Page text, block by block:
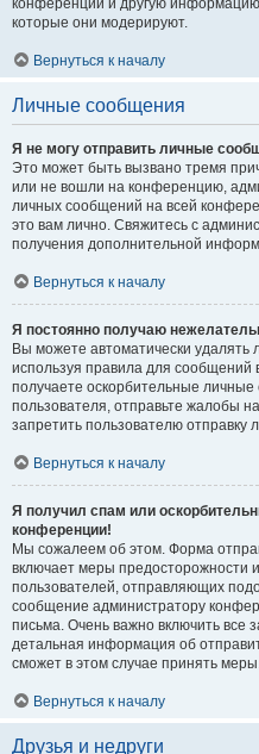
конференции и другую
которые они модерируют.
Вернуться к началу
Личные сообщения
Я не могу отправить личные
Это может быть вызвано тремя
или не вошли на конференцию,
личных сообщений на всей
это вам лично. Свяжитесь с
получения дополнительной
Вернуться к началу
Я постоянно получаю
Вы можете автоматически
используя правила для
получаете оскорбительные личные
пользователя, отправьте жалобы
запретить пользователю отправку
Вернуться к началу
Я получил спам или
конференции!
Мы сожалеем об этом. Форма
включает меры предосторожности
пользователей, отправляющих
сообщение администратору
письма. Очень важно включить все
детальная информация об
сможет в этом случае принять
Вернуться к началу
Друзья и недруги